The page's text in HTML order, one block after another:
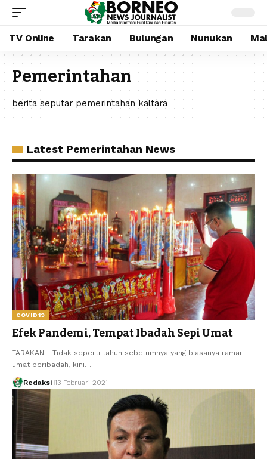
TV Online Tarakan Bulungan Nunukan
Pemerintahan
berita seputar pemerintahan kaltara
Latest Pemerintahan News
COVID19
Efek Pandemi, Tempat Ibadah Sepi Umat
TARAKAN - Tidak seperti tahun sebelumnya yang biasanya ramai
umat beribadah, kini…
Redaksi 13 Februari 2021